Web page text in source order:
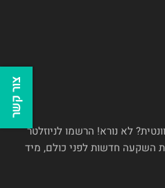
לא נורא! הרשמו לניוזלטר
השקעה חדשות לפני כולם, מיד
צור קשר